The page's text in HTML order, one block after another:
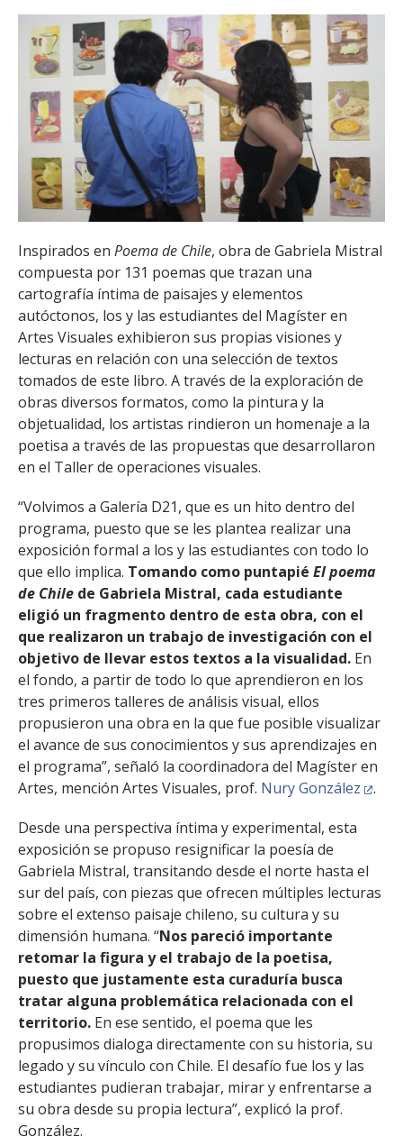
Inspirados en Poema de Chile, obra de Gabriela Mistral
compuesta por 131 poemas que trazan una
cartografía íntima de paisajes y elementos
autóctonos, los y las estudiantes del Magíster en
Artes Visuales exhibieron sus propias visiones y
lecturas en relación con una selección de textos
tomados de este libro. A través de la exploración de
obras diversos formatos, como la pintura y la
objetualidad, los artistas rindieron un homenaje a la
poetisa a través de las propuestas que desarrollaron
en el Taller de operaciones visuales.
“Volvimos a Galería D21, que es un hito dentro del
programa, puesto que se les plantea realizar una
exposición formal a los y las estudiantes con todo lo
que ello implica. Tomando como puntapié El poema
de Chile de Gabriela Mistral, cada estudiante
eligió un fragmento dentro de esta obra, con el
que realizaron un trabajo de investigación con el
objetivo de llevar estos textos a la visualidad. En
el fondo, a partir de todo lo que aprendieron en los
tres primeros talleres de análisis visual, ellos
propusieron una obra en la que fue posible visualizar
el avance de sus conocimientos y sus aprendizajes en
el programa”, señaló la coordinadora del Magíster en
Artes, mención Artes Visuales, prof. Nury González
.
Desde una perspectiva íntima y experimental, esta
exposición se propuso resignificar la poesía de
Gabriela Mistral, transitando desde el norte hasta el
sur del país, con piezas que ofrecen múltiples lecturas
sobre el extenso paisaje chileno, su cultura y su
dimensión humana. “Nos pareció importante
retomar la figura y el trabajo de la poetisa,
puesto que justamente esta curaduría busca
tratar alguna problemática relacionada con el
territorio. En ese sentido, el poema que les
propusimos dialoga directamente con su historia, su
legado y su vínculo con Chile. El desafío fue los y las
estudiantes pudieran trabajar, mirar y enfrentarse a
su obra desde su propia lectura”, explicó la prof.
González.